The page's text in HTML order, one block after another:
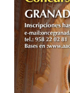
marzo en
asignados
información
Bienal de